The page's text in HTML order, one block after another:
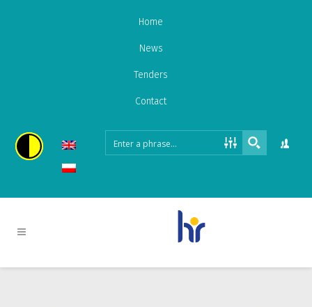
Home
News
Tenders
Contact